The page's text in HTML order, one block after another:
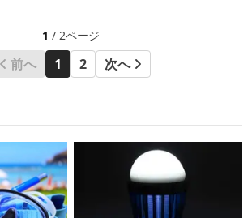
1 / 2ページ
前へ 1 2 次へ